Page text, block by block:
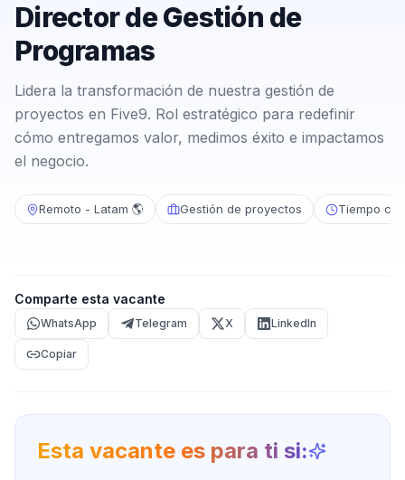
Director de Gestión de
Programas
Lidera la transformación de nuestra gestión de
proyectos en Five9. Rol estratégico para redefinir
cómo entregamos valor, medimos éxito e impactamos
el negocio.
Remoto - Latam 🌎 Gestión de proyectos Tiempo
Comparte esta vacante
WhatsApp Telegram X LinkedIn
Copiar
Esta vacante es para ti si: